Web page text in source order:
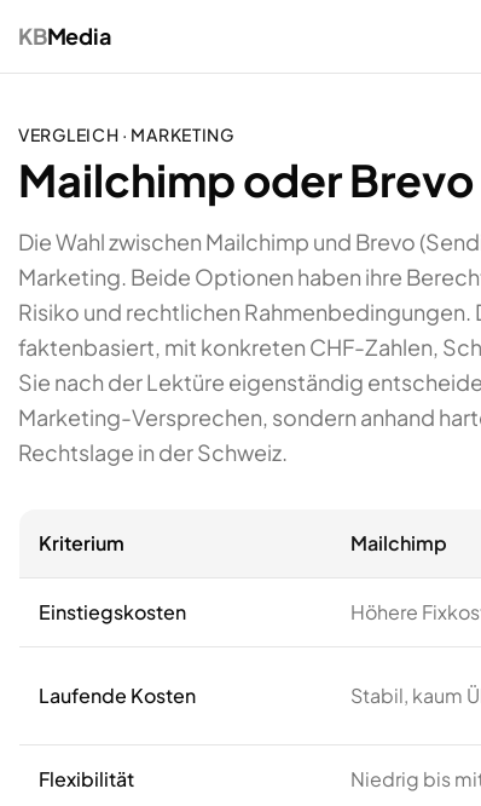
KBMedia
VERGLEICH · MARKETING
Mailchimp oder
Die Wahl zwischen Mailchimp und Brevo
Marketing. Beide Optionen haben ihre
Risiko und rechtlichen
faktenbasiert, mit konkreten CHF-Zahlen,
Sie nach der Lektüre eigenständig
Marketing-Versprechen, sondern anhand
Rechtslage in der Schweiz.
Kriterium Mailchimp
Einstiegskosten Höhere
Laufende Kosten Stabil, kaum
Flexibilität Niedrig bis